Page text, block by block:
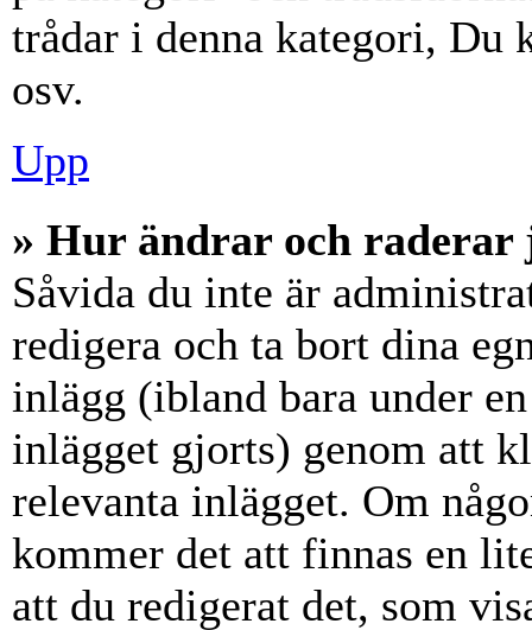
trådar i denna kategori, Du
osv.
Upp
» Hur ändrar och raderar
Såvida du inte är
redigera och ta bort dina
inlägg (ibland bara under
inlägget gjorts) genom att
relevanta inlägget. Om
kommer det att finnas en
att du redigerat det, som